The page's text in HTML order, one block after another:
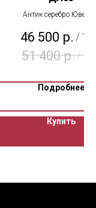
Антик серебро
46 500 р. / 1
51 400 р./1
Подробнее
Купить